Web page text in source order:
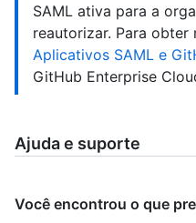
SAML ativa para a
reautorizar. Para
Aplicativos SAML e
GitHub Enterprise
Ajuda e suporte
Você encontrou o que